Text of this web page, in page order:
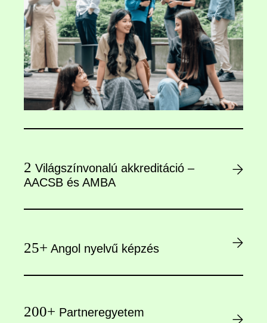
2 Világszínvonalú akkreditáció –
AACSB és AMBA
25+ Angol nyelvű képzés
200+ Partneregyetem